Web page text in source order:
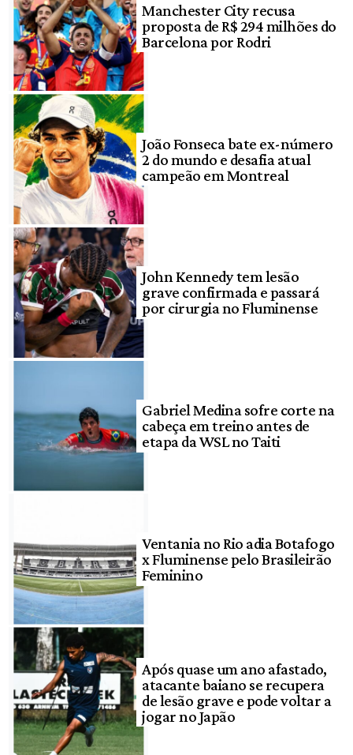
Manchester City recusa
proposta de R$ 294 milhões do
Barcelona por Rodri
João Fonseca bate ex-número
2 do mundo e desafia atual
campeão em Montreal
John Kennedy tem lesão
grave confirmada e passará
por cirurgia no Fluminense
Gabriel Medina sofre corte na
cabeça em treino antes de
etapa da WSL no Taiti
Ventania no Rio adia Botafogo
x Fluminense pelo Brasileirão
Feminino
Após quase um ano afastado,
atacante baiano se recupera
de lesão grave e pode voltar a
jogar no Japão